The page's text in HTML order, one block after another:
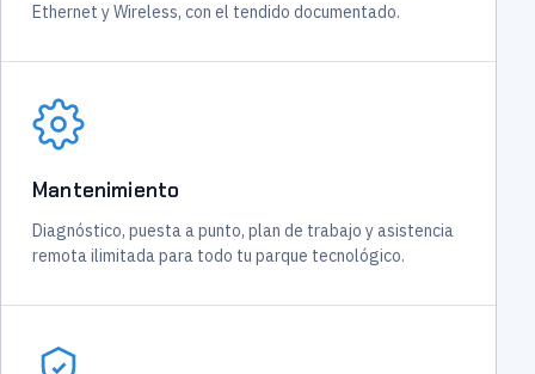
Ethernet y Wireless, con el tendido documentado.
Mantenimiento
Diagnóstico, puesta a punto, plan de trabajo y asistencia
remota ilimitada para todo tu parque tecnológico.